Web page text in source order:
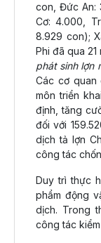
con, Đức An:
Cơ: 4.000,
8.929 con);
Phi đã qua 21
phát sinh lợn
Các cơ
môn triển
định, tăng
đối với
dịch tả lợn
công tác
Duy trì thực
phẩm động
dịch. Trong
công tác